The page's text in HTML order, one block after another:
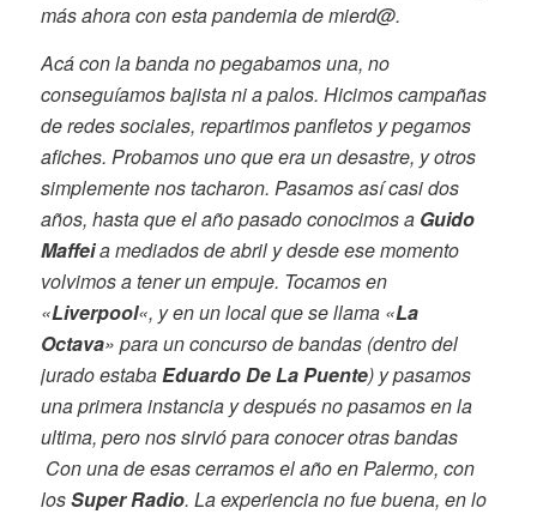
más ahora con esta pandemia de mierd@.
Acá con la banda no pegabamos una, no
conseguíamos bajista ni a palos. Hicimos campañas
de redes sociales, repartimos panfletos y pegamos
afiches. Probamos uno que era un desastre, y otros
simplemente nos tacharon. Pasamos así casi dos
años, hasta que el año pasado conocimos a Guido
Maffeia mediados de abril y desde ese momento
volvimos a tener un empuje. Tocamos en
«Liverpool«, y en un local que se llama «La
Octava» para un concurso de bandas (dentro del
jurado estabaEduardo De La Puente) y pasamos
una primera instancia y después no pasamos en la
ultima, pero nos sirvió para conocer otras bandas
Con una de esas cerramos el año en Palermo, con
losSuper Radio. La experiencia no fue buena, en lo